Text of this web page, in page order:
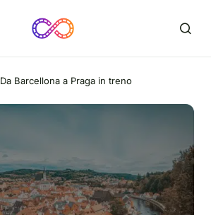
Da Barcellona a Praga in treno